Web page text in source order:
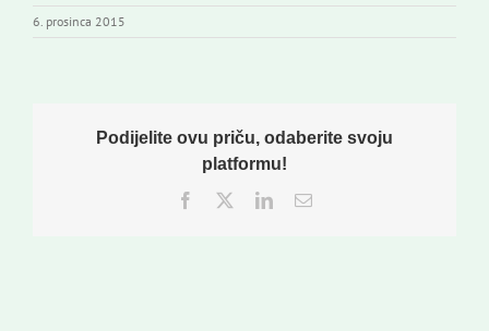
6. prosinca 2015
Podijelite ovu priču, odaberite svoju
platformu!
Facebook
TwitterLinkedInEmail: